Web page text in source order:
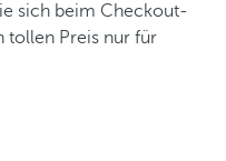
sich beim Checkout-
tollen Preis nur für